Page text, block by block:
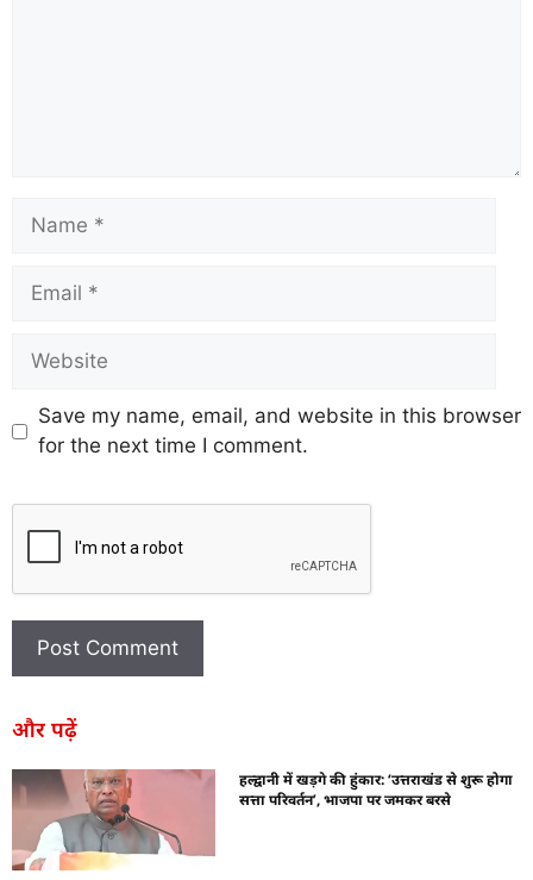
Save my name, email, and website in this browser
for the next time I comment.
और पढ़ें
हल्द्वानी में खड़गे की हुंकार: ‘उत्तराखंड से शुरू होगा
सत्ता परिवर्तन’, भाजपा पर जमकर बरसे